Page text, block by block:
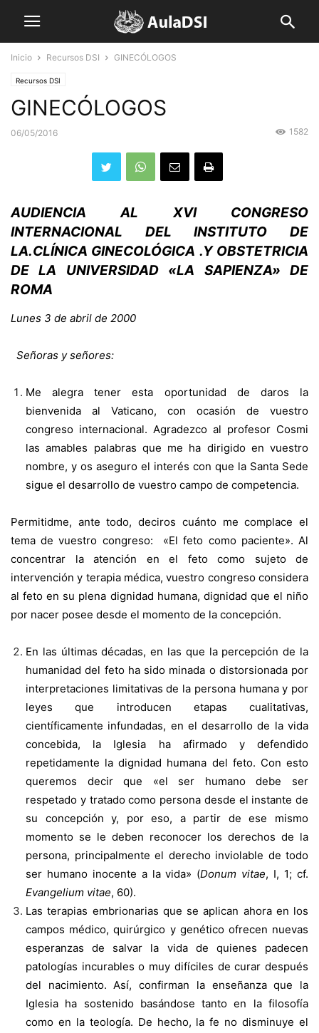
Inicio Recursos DSI GINECÓLOGOS
Recursos DSI
GINECÓLOGOS
06/05/2016 1582
AUDIENCIA AL XVI CONGRESO
INTERNACIONAL DEL INSTITUTO DE
LA.CLÍNICA GINECOLÓGICA .Y OBSTETRICIA
DE LA UNIVERSIDAD «LA SAPIENZA» DE
ROMA
Lunes 3 de abril de 2000
Señoras y señores:
Me alegra tener esta oportunidad de daros la
bienvenida al Vaticano, con ocasión de vuestro
congreso internacional. Agradezco al profesor Cosmi
las amables palabras que me ha dirigido en vuestro
nombre, y os aseguro el interés con que la Santa Sede
sigue el desarrollo de vuestro campo de competencia.
Permitidme, ante todo, deciros cuánto me complace el
tema de vuestro congreso: «El feto como paciente». Al
concentrar la atención en el feto como sujeto de
intervención y terapia médica, vuestro congreso considera
al feto en su plena dignidad humana, dignidad que el niño
por nacer posee desde el momento de la concepción.
En las últimas décadas, en las que la percepción de la
humanidad del feto ha sido minada o distorsionada por
interpretaciones limitativas de la persona humana y por
leyes que introducen etapas cualitativas,
científicamente infundadas, en el desarrollo de la vida
concebida, la Iglesia ha afirmado y defendido
repetidamente la dignidad humana del feto. Con esto
queremos decir que «el ser humano debe ser
respetado y tratado como persona desde el instante de
su concepción y, por eso, a partir de ese mismo
momento se le deben reconocer los derechos de la
persona, principalmente el derecho inviolable de todo
ser humano inocente a la vida» (Donum vitae, I, 1; cf.
Evangelium vitae, 60).
Las terapias embrionarias que se aplican ahora en los
campos médico, quirúrgico y genético ofrecen nuevas
esperanzas de salvar la vida de quienes padecen
patologías incurables o muy difíciles de curar después
del nacimiento. Así, confirman la enseñanza que la
Iglesia ha sostenido basándose tanto en la filosofía
como en la teología. De hecho, la fe no disminuye el